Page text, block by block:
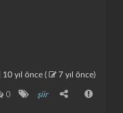
10 yıl önce ( 7 yıl önce)
0 şiir